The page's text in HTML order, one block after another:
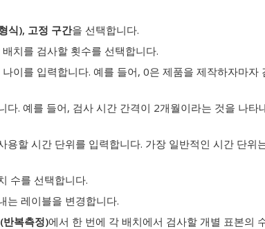
식), 고정 구간을 선택합니다.
치를 검사할 횟수를 선택합니다.
이를 입력합니다. 예를 들어, 0은 제품을 제작하자마자
다. 예를 들어, 검사 시간 간격이 2개월이라는 것을 나타
용할 시간 단위를 입력합니다. 가장 일반적인 시간 단위
수를 선택합니다.
는 레이블을 변경합니다.
반복측정)에서 한 번에 각 배치에서 검사할 개별 표본의